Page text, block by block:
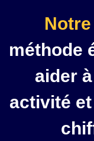
méthode
aider
activité